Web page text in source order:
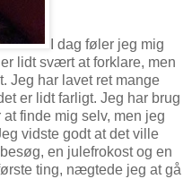
I dag føler jeg mig
lidt svært at forklare, men
Jeg har lavet ret mange
er lidt farligt. Jeg har brug
finde mig selv, men jeg
vidste godt at det ville
en julefrokost og en
ting, nægtede jeg at gå